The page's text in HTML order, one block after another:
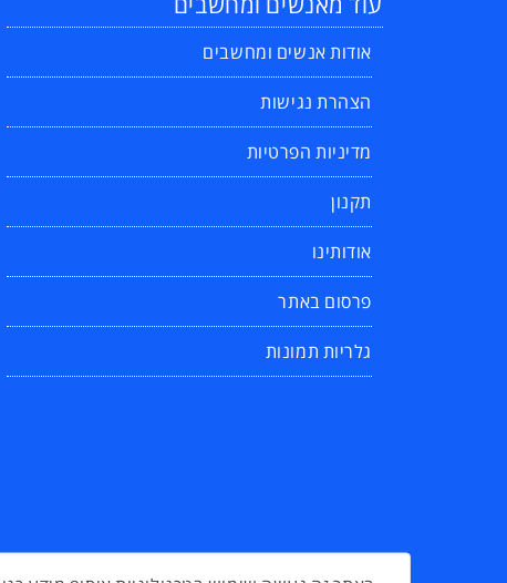
אודות אנשים ומחשבים
הצהרת נגישות
מדיניות הפרטיות
תקנון
אודותינו
פרסום באתר
גלריות תמונות